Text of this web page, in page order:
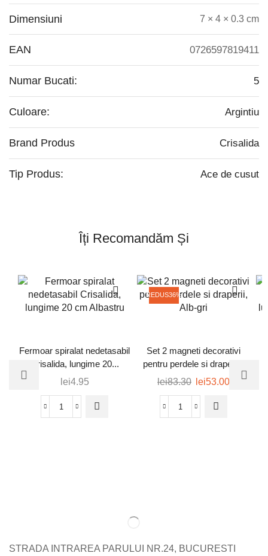
Dimensiuni 7 × 4 × 0.3 cm
EAN 0726597819411
Numar Bucati: 5
Culoare: Argintiu
Brand Produs Crisalida
Tip Produs: Ace de cusut
Îți Recomandăm Și
Fermoar spiralat nedetasabil
Crisalida, lungime 20...
lei4.95
REDUS36%
Set 2 magneti decorativi
pentru perdele si draperi...
lei83.30 lei53.00
STRADA INTRAREA PARULUI NR.24, BUCURESTI